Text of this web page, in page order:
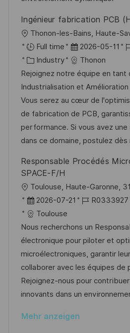
n
g
r
ö
f
f
e
n
t
l
i
c
h
u
n
g
Ingénieur fabrication PCB
O
r
t
Thonon-les-Bains, Haute-
Full time
D
a
t
u
m
d
e
r
e
t
h
2026-05-11
J
b
-
I
D
K
a
t
e
g
o
r
e
Industry
Thonon
Rejoignez notre équipe en tant
Industrialisation et
Vous serez au cœur de
de fabrication de PCB,
performance. Si vous avez
dans ce domaine, postulez dès
Responsable Procédés
SPACE-F/H
O
r
t
Toulouse, Haute-Garonne,
D
a
t
u
m
d
e
r
e
2026-07-21
J
b
-
I
D
R0333927
Toulouse
Nous recherchons un
électronique pour piloter et
microélectroniques, garantir
collaborer avec les équipes de
Rejoignez-nous pour
innovants dans un
Mehr anzeigen